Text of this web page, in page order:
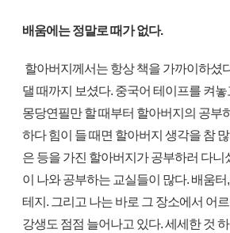
배움에는 정말로 때가 없다.
할아버지께서는 항상 책을 가까이하셨
댈 때까지 보셨다. 중국어 테이프를 켜
몽당연필만 할 때부터 할아버지의 공부
하다 힘이 들 때면 할아버지 생각을 참
은 등을 가진 할아버지가 공부하러 다
이 나와 공부하는 교실들이 많다. 배움
테지. 그리고 나는 바로 그 장소에서 어
강생도 점점 늘어나고 있다. 세세한 것